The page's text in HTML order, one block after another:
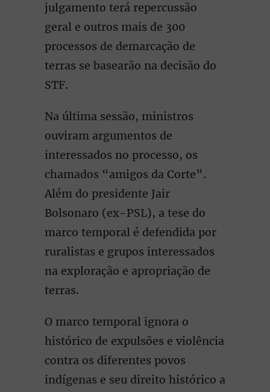
julgamento terá repercussão
geral e outros mais de 300
processos de demarcação de
terras se basearão na decisão do
STF.
Na última sessão, ministros
ouviram argumentos de
interessados no processo, os
chamados “amigos da Corte”.
Além do presidente Jair
Bolsonaro (ex-PSL), a tese do
marco temporal é defendida por
ruralistas e grupos interessados
na exploração e apropriação de
terras.
O marco temporal ignora o
histórico de expulsões e violência
contra os diferentes povos
indígenas e seu direito histórico a